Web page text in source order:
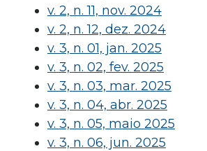
v. 2, n. 11, nov. 2024
v. 2, n. 12, dez. 2024
v. 3, n. 01, jan. 2025
v. 3, n. 02, fev. 2025
v. 3, n. 03, mar. 2025
v. 3, n. 04, abr. 2025
v. 3, n. 05, maio 2025
v. 3, n. 06, jun. 2025